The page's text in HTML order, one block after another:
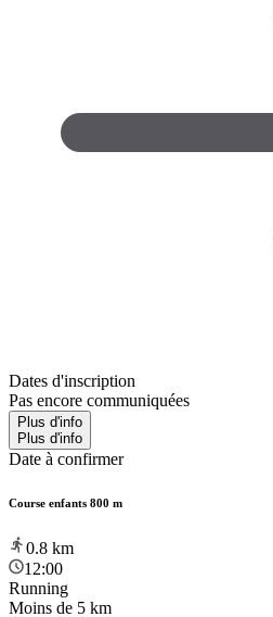
Dates d'inscription
Pas encore communiquées
Plus d'info
Plus d'info
Date à confirmer
Course enfants 800 m
0.8 km
12:00
Running
Moins de 5 km